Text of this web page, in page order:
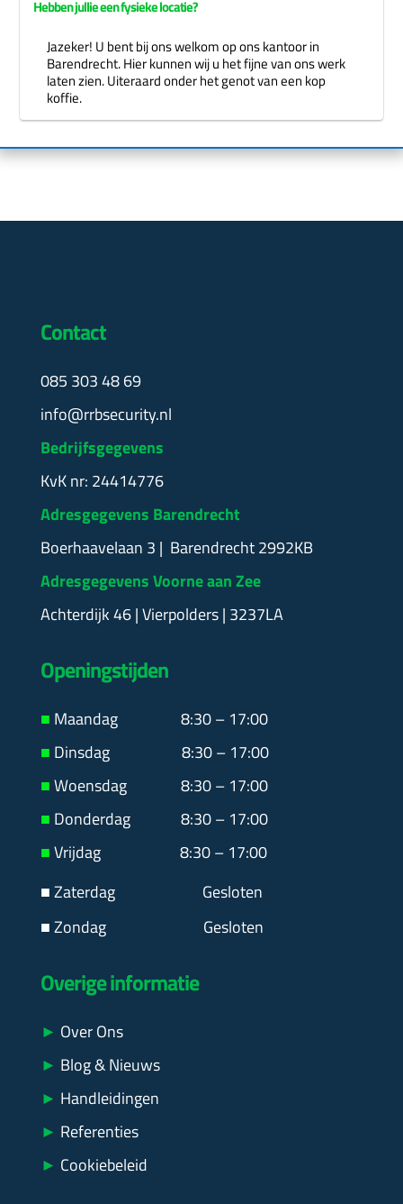
Hebben jullie een fysieke locatie?
Jazeker! U bent bij ons welkom op ons kantoor in
Barendrecht. Hier kunnen wij u het fijne van ons werk
laten zien. Uiteraard onder het genot van een kop
koffie.
Contact
085 303 48 69
info@rrbsecurity.nl
Bedrijfsgegevens
KvK nr: 24414776
Adresgegevens Barendrecht
Boerhaavelaan 3 | Barendrecht 2992KB
Adresgegevens Voorne aan Zee
Achterdijk 46 | Vierpolders | 3237LA
Openingstijden
■ Maandag 8:30 – 17:00
■ Dinsdag 8:30 – 17:00
■Woensdag 8:30 – 17:00
■ Donderdag 8:30 – 17:00
■Vrijdag 8:30 – 17:00
■ Zaterdag Gesloten
■ Zondag Gesloten
Overige informatie
► Over Ons
► Blog & Nieuws
► Handleidingen
► Referenties
► Cookiebeleid